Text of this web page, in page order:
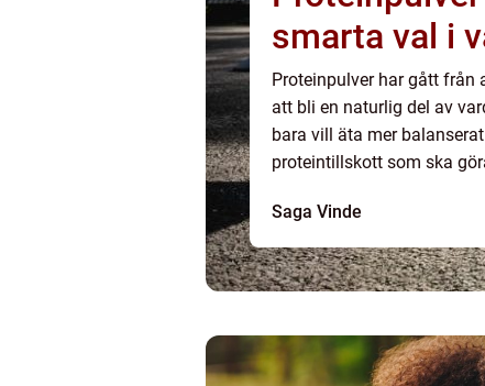
smarta val i
Proteinpulver har gått från
att bli en naturlig del av
bara vill äta mer
proteintillskott som ska
Saga Vinde